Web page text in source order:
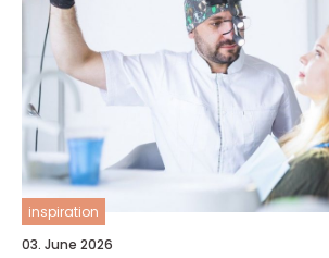
inspiration
03. June 2026